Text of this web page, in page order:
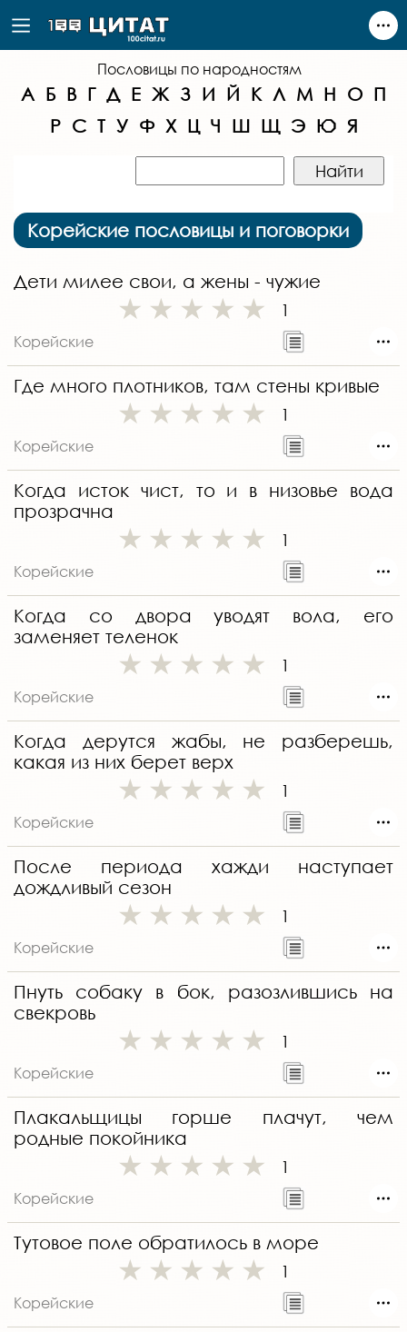
Пословицы по народностям
А Б В Г Д Е Ж З И Й К Л М Н О П
Р С Т У Ф Х Ц Ч Ш Щ Э Ю Я
Корейские пословицы и поговорки
Дети милее свои, а жены - чужие
1
Корейские
Где много плотников, там стены кривые
1
Корейские
Когда исток чист, то и в низовье вода
прозрачна
1
Корейские
Когда со двора уводят вола, его
заменяет теленок
1
Корейские
Когда дерутся жабы, не разберешь,
какая из них берет верх
1
Корейские
После периода хажди наступает
дождливый сезон
1
Корейские
Пнуть собаку в бок, разозлившись на
свекровь
1
Корейские
Плакальщицы горше плачут, чем
родные покойника
1
Корейские
Тутовое поле обратилось в море
1
Корейские